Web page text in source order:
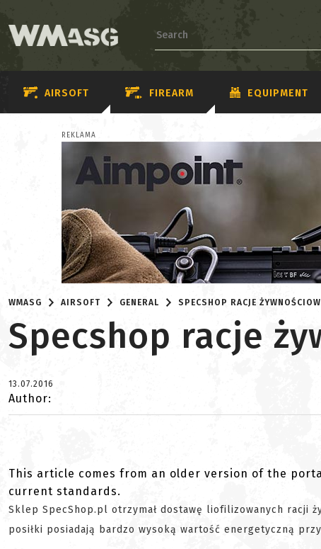
AIRSOFT FIREARM EQUIPMENT
REKLAMA
WMASG AIRSOFT GENERAL SPECSHOP RACJE
Specshop racje
13.07.2016
Author:
This article comes from an older version of the
current standards.
Sklep SpecShop.pl otrzymał dostawę liofilizowanych racji
posiłki posiadają bardzo wysoką wartość energetyczną